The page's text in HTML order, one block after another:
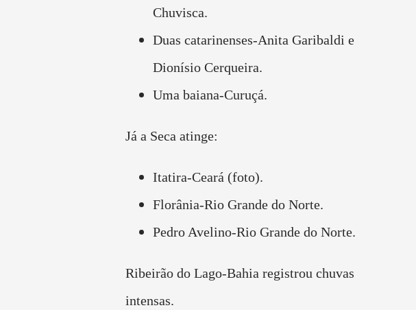
Chuvisca.
Duas catarinenses-Anita Garibaldi e
Dionísio Cerqueira.
Uma baiana-Curuçá.
Já a Seca atinge:
Itatira-Ceará (foto).
Florânia-Rio Grande do Norte.
Pedro Avelino-Rio Grande do Norte.
Ribeirão do Lago-Bahia registrou chuvas
intensas.